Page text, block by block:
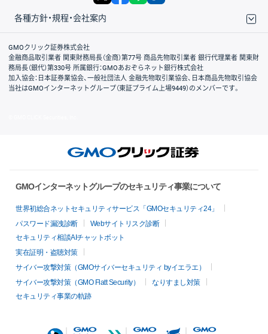
各種方針・規程・会社案内
取引規程・約款
サイトマップ
その他のご案内
個人情報保護方針
最良執行方針
サイトのご利用について
ディスクレイマー
信託保全
リスク説明
会社案内
GMOクリック証券株式会社
金融商品取引業者 関東財務局長（金商）第77号 商品先物取引業者 銀行代理業者 関東財
務局長（銀代）第330号 所属銀行：GMOあおぞらネット銀行株式会社
加入協会：日本証券業協会、一般社団法人 金融先物取引業協会、日本商品先物取引協会
当社はGMOインターネットグループ（東証プライム上場9449）のメンバーです。
GMOインターネットグループのセキュリティ事業について
世界初総合ネットセキュリティサービス「GMOセキュリティ24」
パスワード漏洩診断
Webサイトリスク診断
セキュリティ相談AIチャットボット
実在証明・盗聴対策
サイバー攻撃対策（GMOサイバーセキュリティ byイエラエ）
サイバー攻撃対策（GMO Flatt Security）
なりすまし対策
セキュリティ事業の軌跡